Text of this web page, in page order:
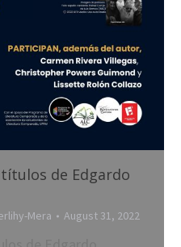
de Edgardo
Mera August 31, 2022